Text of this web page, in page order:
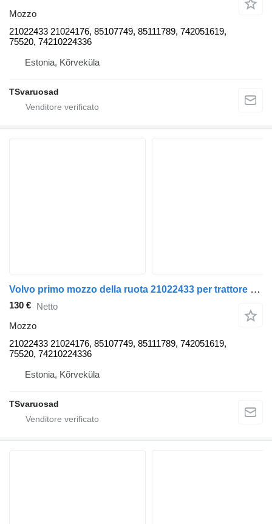
Mozzo
21022433 21024176, 85107749, 85111789, 742051619,
75520, 74210224336
Estonia, Kõrveküla
TSvaruosad
Volvo primo mozzo della ruota 21022433 per trattore stradale Volvo FM9
130 € Netto
Mozzo
21022433 21024176, 85107749, 85111789, 742051619,
75520, 74210224336
Estonia, Kõrveküla
TSvaruosad